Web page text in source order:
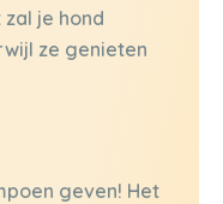
je hond
ze genieten
geven! Het